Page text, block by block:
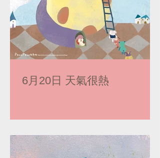
6月20日 天氣很熱